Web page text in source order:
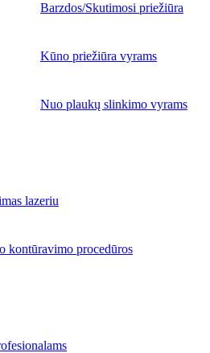
Barzdos/Skutimosi priežiūra
Kūno priežiūra vyrams
Nuo plaukų slinkimo vyrams
lazeriu
kontūravimo procedūros